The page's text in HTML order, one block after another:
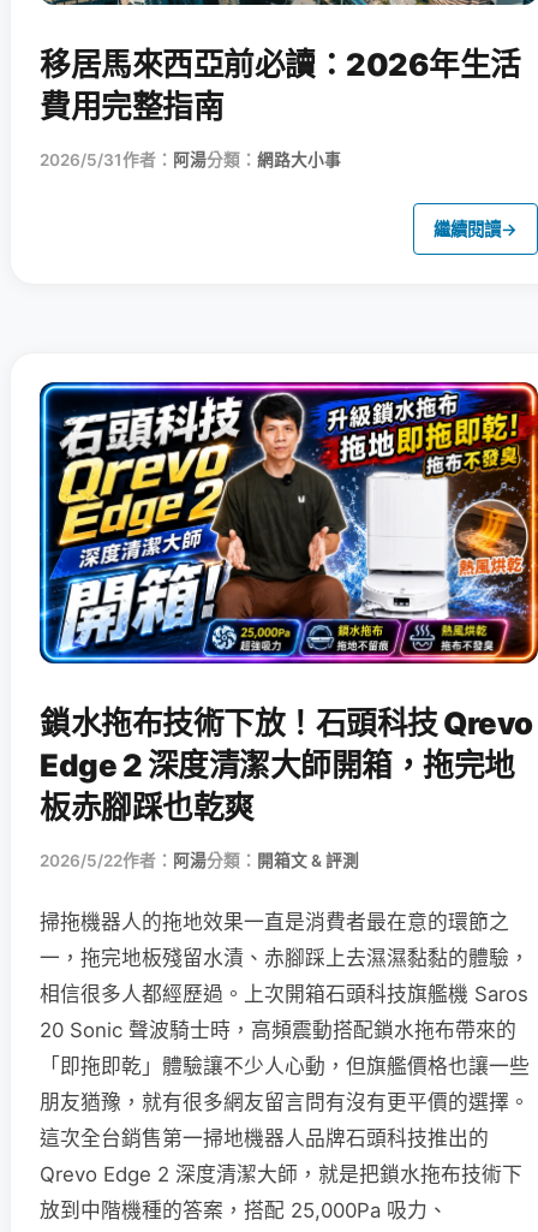
移居馬來西亞前必讀：2026年生活
費用完整指南
2026/5/31作者： 阿湯分類： 網路大小事
繼續閱讀→
鎖水拖布技術下放！石頭科技 Qrevo
Edge 2 深度清潔大師開箱，拖完地
板赤腳踩也乾爽
2026/5/22作者： 阿湯分類： 開箱文 & 評測
掃拖機器人的拖地效果一直是消費者最在意的環節之
一，拖完地板殘留水漬、赤腳踩上去濕濕黏黏的體驗，
相信很多人都經歷過。上次開箱石頭科技旗艦機 Saros
20 Sonic 聲波騎士時，高頻震動搭配鎖水拖布帶來的
「即拖即乾」體驗讓不少人心動，但旗艦價格也讓一些
朋友猶豫，就有很多網友留言問有沒有更平價的選擇。
這次全台銷售第一掃地機器人品牌石頭科技推出的
Qrevo Edge 2 深度清潔大師，就是把鎖水拖布技術下
放到中階機種的答案，搭配 25,000Pa 吸力、